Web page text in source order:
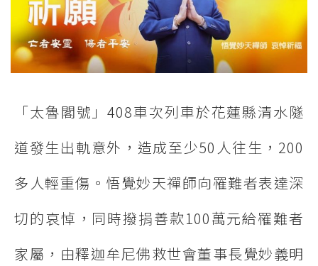
「太魯閣號」408車次列車於花蓮縣清水隧
道發生出軌意外，造成至少50人往生，200
多人輕重傷。悟覺妙天禪師向罹難者表達深
切的哀悼，同時撥捐善款100萬元給罹難者
家屬，由釋迦牟尼佛救世會董事長覺妙義明